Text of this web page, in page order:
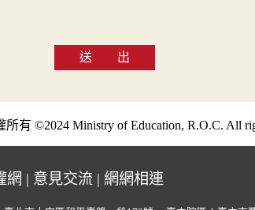
送 出
有 ©2024 Ministry of Education, R.O.C. All
網 | 意見交流 | 網網相連